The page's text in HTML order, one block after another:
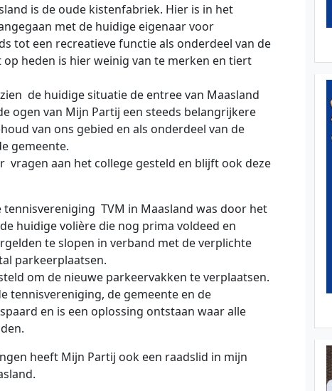
is de oude kistenfabriek. Hier is in het
met de huidige eigenaar voor
tot een recreatieve functie als onderdeel van de
op heden is hier weinig van te merken en tiert
de huidige situatie de entree van Maasland
ogen van Mijn Partij een steeds belangrijkere
van ons gebied en als onderdeel van de
gemeente.
vragen aan het college gesteld en blijft ook deze
tennisvereniging TVM in Maasland was door het
huidige volière die nog prima voldeed en
te slopen in verband met de verplichte
parkeerplaatsen.
om de nieuwe parkeervakken te verplaatsen.
tennisvereniging, de gemeente en de
en is een oplossing ontstaan waar alle
heeft Mijn Partij ook een raadslid in mijn